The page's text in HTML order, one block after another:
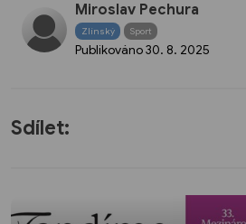
Miroslav Pechura
Zlínský Sport
Publikováno30. 8. 2025
Sdílet: